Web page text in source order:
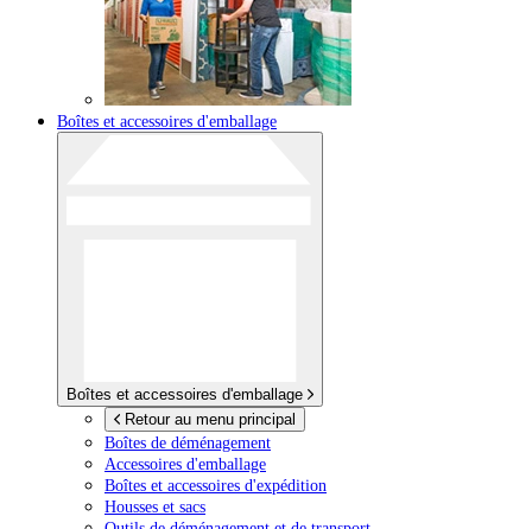
Boîtes et accessoires d'emballage
Boîtes et accessoires d'emballage
Retour au menu principal
Boîtes de déménagement
Accessoires d'emballage
Boîtes et accessoires d'expédition
Housses et sacs